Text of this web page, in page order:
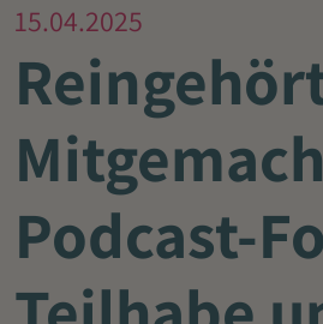
15.04.2025
Podcast-